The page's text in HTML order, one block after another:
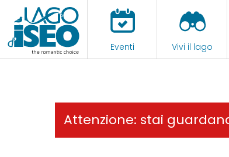
Eventi Vivi il lago
Attenzione: stai